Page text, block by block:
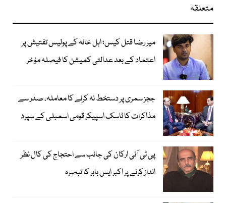
متعلقہ
میر رضا قتل کیس؛ اہل خانہ کے پولیس تفتیش پر
اعتماد کے بعد عدالتی کمیشن کا فیصلہ مؤخر
ججز سمری پر دستخط نہ کرنے کا معاملہ، صدر سے
مذاکرات کا ٹاسک اسپیکر قومی اسمبلی کے سپرد
پی ٹی آئی ارکان کی جانب سے احتجاج کی کال نظر
انداز کرنے پر اکبر ایس بابر کا تبصرہ